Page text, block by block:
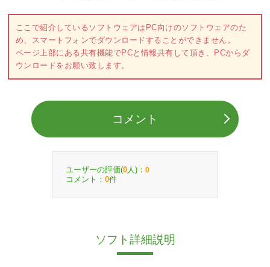
ここで紹介しているソフトウェアはPC向けのソフトウェアのた
め、スマートフォンでダウンロードすることができません。
ページ上部にある共有機能でPCと情報共有して頂き、PCからダ
ウンロードをお願い致します。
コメント
ユーザーの評価(0 人)： 0
コメント： 0件
ソフト詳細説明